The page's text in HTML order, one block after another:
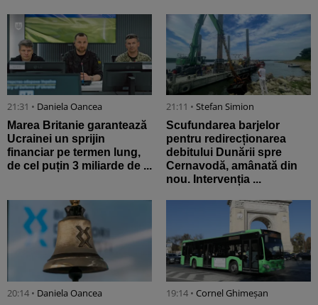
21:31 • Daniela Oancea
Marea Britanie garantează
Ucrainei un sprijin
financiar pe termen lung,
de cel puțin 3 miliarde de ...
21:11 • Stefan Simion
Scufundarea barjelor
pentru redirecționarea
debitului Dunării spre
Cernavodă, amânată din
nou. Intervenția ...
20:14 • Daniela Oancea 19:14 • Cornel Ghimeșan